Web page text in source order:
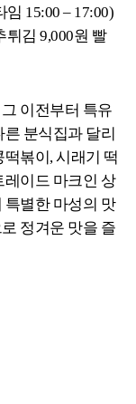
15:00 – 17:00)
튀김 9,000원 빨
이전부터 특유
분식집과 달리
볶이, 시래기 떡
레이드 마크인 상
특별한 마성의 맛
정겨운 맛을 즐